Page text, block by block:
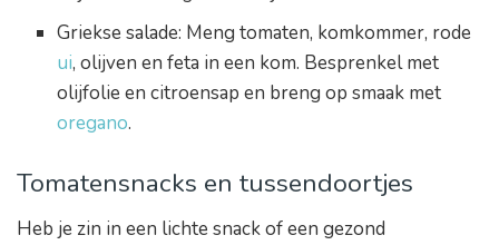
Griekse salade: Meng tomaten, komkommer, rode
ui, olijven en feta in een kom. Besprenkel met
olijfolie en citroensap en breng op smaak met
oregano.
Tomatensnacks en tussendoortjes
Heb je zin in een lichte snack of een gezond